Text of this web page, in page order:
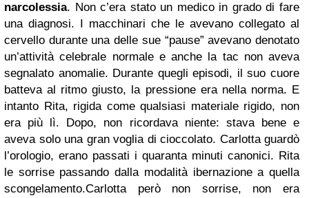
narcolessia. Non c’era stato un medico in grado di fare
una diagnosi. I macchinari che le avevano collegato al
cervello durante una delle sue “pause” avevano denotato
un’attività celebrale normale e anche la tac non aveva
segnalato anomalie. Durante quegli episodi, il suo cuore
batteva al ritmo giusto, la pressione era nella norma. E
intanto Rita, rigida come qualsiasi materiale rigido, non
era più lì. Dopo, non ricordava niente: stava bene e
aveva solo una gran voglia di cioccolato. Carlotta guardò
l’orologio, erano passati i quaranta minuti canonici. Rita
le sorrise passando dalla modalità ibernazione a quella
scongelamento.Carlotta però non sorrise, non era